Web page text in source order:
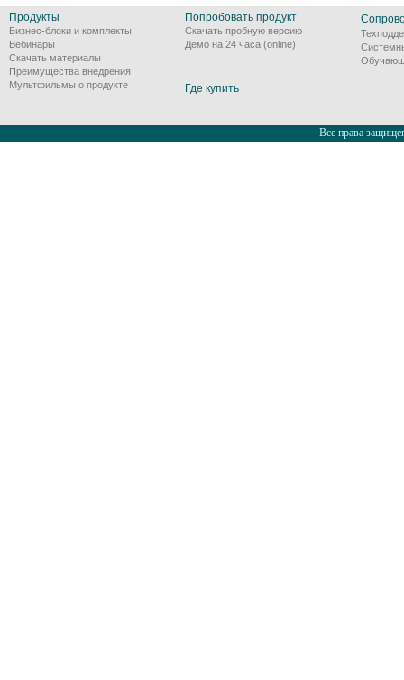
Продукты
Бизнес-блоки и комплекты
Вебинары
Скачать материалы
Преимущества внедрения
Мультфильмы о продукте
Попробовать продукт
Скачать пробную версию
Демо на 24 часа (online)
Где купить
Все права